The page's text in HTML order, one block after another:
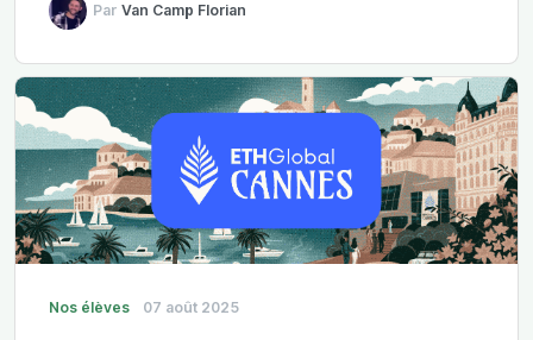
Par Van Camp Florian
Nos élèves 07 août 2025